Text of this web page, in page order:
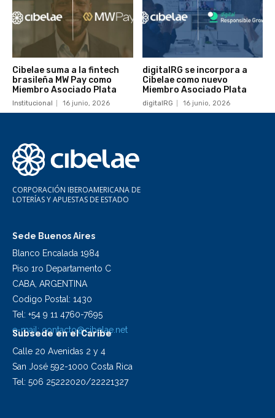
Cibelae suma a la fintech
brasileña MW Pay como
Miembro Asociado Plata
Institucional 16 junio, 2026
digitalRG se incorpora a
Cibelae como nuevo
Miembro Asociado Plata
digitalRG 16 junio, 2026
CORPORACIÓN IBEROAMERICANA DE
LOTERÍAS Y APUESTAS DE ESTADO
Sede Buenos Aires
Blanco Encalada 1984
Piso 1ro Departamento C
CABA, ARGENTINA
Codigo Postal: 1430
Tel: +54 9 11 4760-7695
e-mail: contacto@cibelae.net
Subsede en el Caribe
Calle 20 Avenidas 2 y 4
San José 592-1000 Costa Rica
Tel: 506 25222020/22221327